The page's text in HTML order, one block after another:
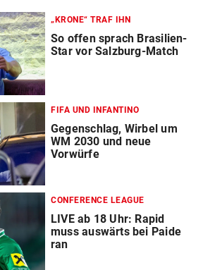
„KRONE“ TRAF IHN
So offen sprach Brasilien-
Star vor Salzburg-Match
FIFA UND INFANTINO
Gegenschlag, Wirbel um
WM 2030 und neue
Vorwürfe
CONFERENCE LEAGUE
LIVE ab 18 Uhr: Rapid
muss auswärts bei Paide
ran